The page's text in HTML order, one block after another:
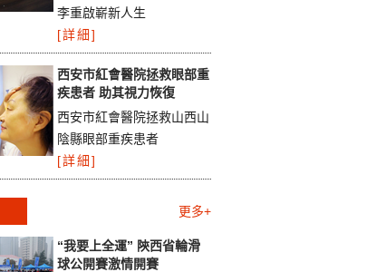
李重啟嶄新人生
[詳細]
西安市紅會醫院拯救眼部重
疾患者 助其視力恢復
西安市紅會醫院拯救山西山
陰縣眼部重疾患者
[詳細]
更多+
“我要上全運” 陝西省輪滑
球公開賽激情開賽